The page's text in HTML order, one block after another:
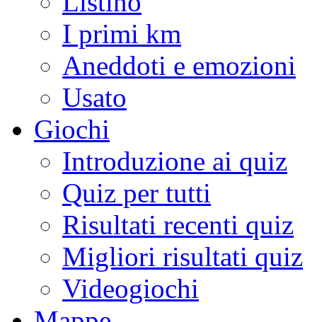
I primi km
Aneddoti e emozioni
Usato
Giochi
Introduzione ai quiz
Quiz per tutti
Risultati recenti quiz
Migliori risultati quiz
Videogiochi